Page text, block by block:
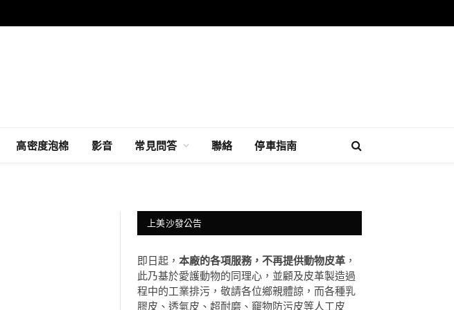
高密度泡棉 影音 常見問答 聯絡 停車指南
上美沙發公告
即日起， 本廠的各項服務，不再提供動物皮革 ，
此乃基於愛護動物的同理心，並顧及皮革製造過
程中的工業排污，敬請各位鄉親體諒，而各種乳
膠皮、透氣皮、超耐磨、竉物防污皮等人工皮